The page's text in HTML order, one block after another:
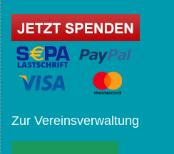
Zur Vereinsverwaltung